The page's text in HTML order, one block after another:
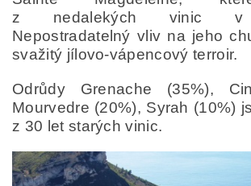
z nedalekých vinic v
Nepostradatelný vliv na jeho
svažitý jílovo-vápencový terroir.
Odrůdy Grenache (35%),
Mourvedre (20%), Syrah (10%)
z 30 let starých vinic.